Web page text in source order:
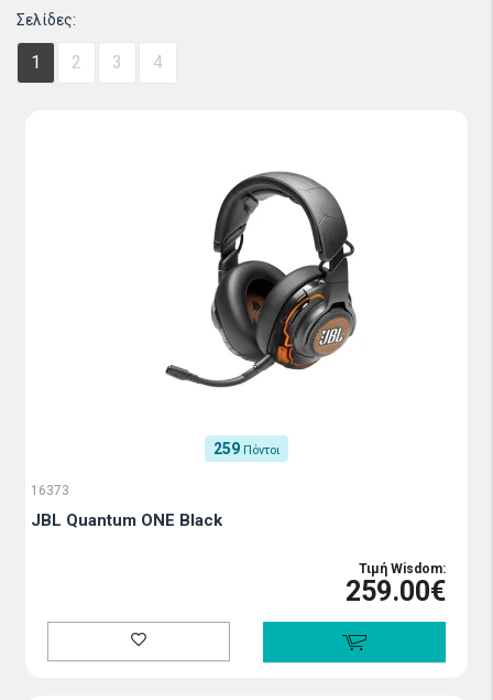
Σελίδες:
1 2 3 4
259 Πόντοι
16373
JBL Quantum ONE Black
Τιμή Wisdom:
259.00€